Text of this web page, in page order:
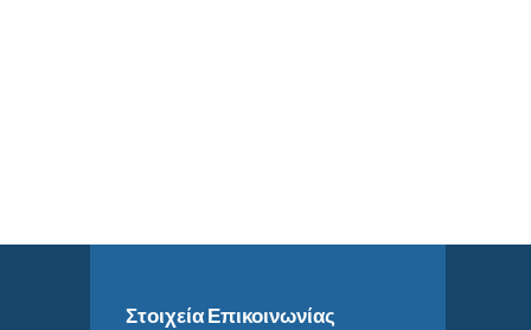
Στοιχεία Επικοινωνίας